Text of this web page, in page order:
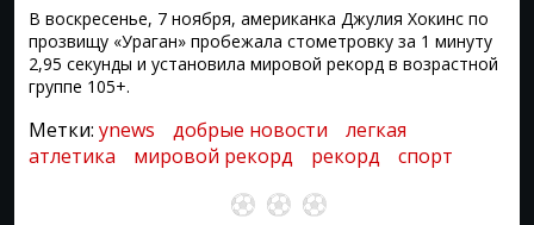
В воскресенье, 7 ноября, американка Джулия Хокинс по
прозвищу «Ураган» пробежала стометровку за 1 минуту
2,95 секунды и установила мировой рекорд в возрастной
группе 105+.
Метки: ynews добрые новости
легкая
атлетика
мировой рекорд рекорд спорт